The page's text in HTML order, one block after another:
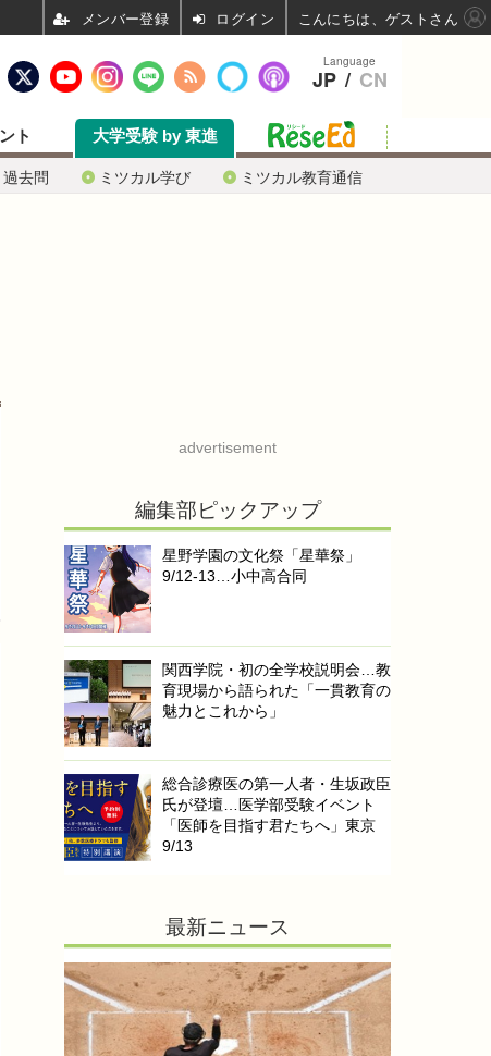
去問 ミツカル学び ミツカル教育通信
ト 大学受験 by 東進
advertisement
編集部ピックアップ
星野学園の文化祭「星華祭」
9/12-13…小中高合同
関西学院・初の全学校説明会…教
育現場から語られた「一貫教育の
魅力とこれから」
総合診療医の第一人者・生坂政臣
氏が登壇…医学部受験イベント
「医師を目指す君たちへ」東京
9/13
最新ニュース
Language
JP / CN
ログイン こんにちは、ゲストさん